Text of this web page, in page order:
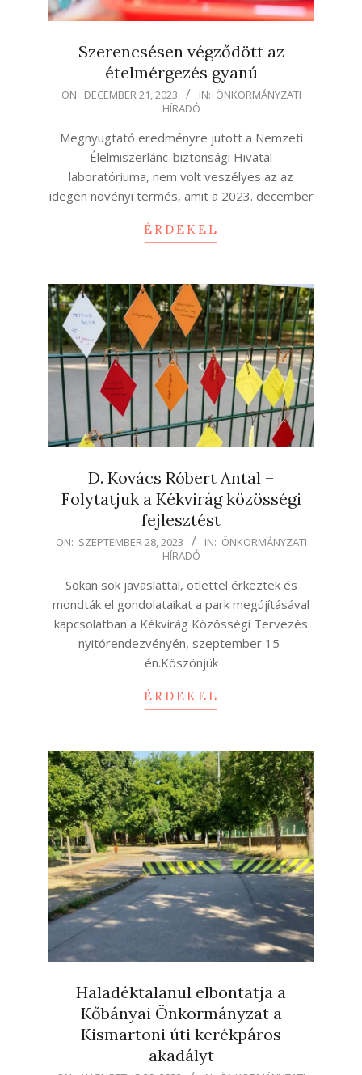
Szerencsésen végződött az
ételmérgezés gyanú
2023-
21
ON: DECEMBER 21, 2023 IN: ÖNKORMÁNYZATI
HÍRADÓ
Megnyugtató eredményre jutott a Nemzeti
Élelmiszerlánc-biztonsági Hivatal
laboratóriuma, nem volt veszélyes az az
idegen növényi termés, amit a 2023. december
ÉRDEKEL
D. Kovács Róbert Antal –
Folytatjuk a Kékvirág közösségi
fejlesztést
2023-
ON: SZEPTEMBER 28, 2023 IN: ÖNKORMÁNYZATI
HÍRADÓ
Sokan sok javaslattal, ötlettel érkeztek és
mondták el gondolataikat a park megújításával
kapcsolatban a Kékvirág Közösségi Tervezés
nyitórendezvényén, szeptember 15-
én.Köszönjük
ÉRDEKEL
Haladéktalanul elbontatja a
Kőbányai Önkormányzat a
Kismartoni úti kerékpáros
akadályt